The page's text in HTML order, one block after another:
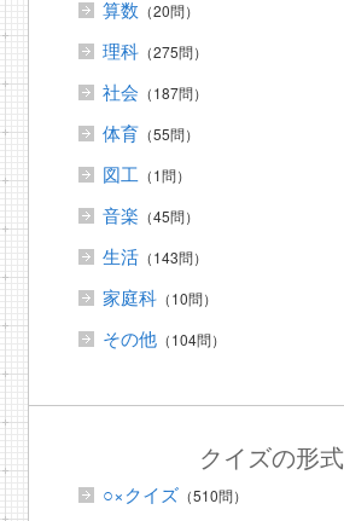
算数 （20問）
理科（275問）
社会 （187問）
体育（55問）
図工 （1問）
音楽 （45問）
生活（143問）
家庭科（10問）
その他（104問）
クイズの形式
○×クイズ（510問）